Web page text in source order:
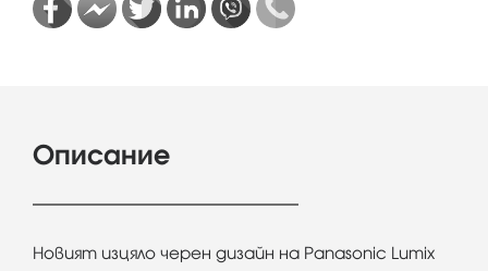
Описание
Новият изцяло черен дизайн на Panasonic Lumix